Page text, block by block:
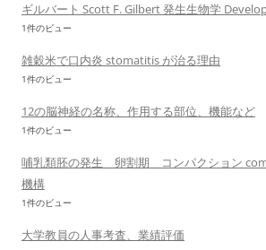
ギルバート Scott F. Gilbert 発生生物学
1件のビュー
雑穀米で口内炎 stomatitis が治る理由
1件のビュー
12の脳神経の名称、作用する部位、機能など
1件のビュー
哺乳類胚の発生 卵割期 コンパクション
機構
1件のビュー
大学教員の人事考査、業績評価